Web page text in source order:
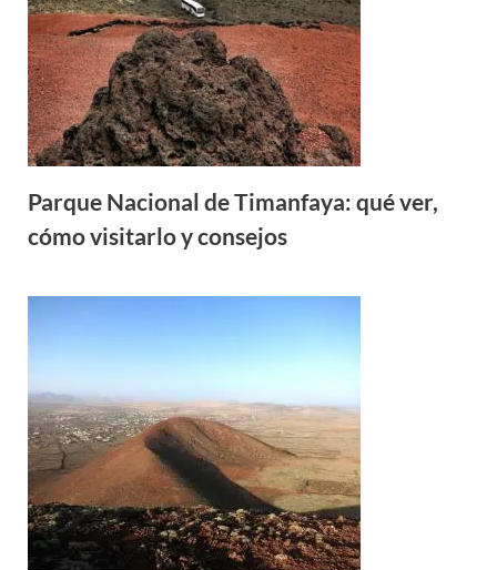
Parque Nacional de Timanfaya: qué ver,
cómo visitarlo y consejos